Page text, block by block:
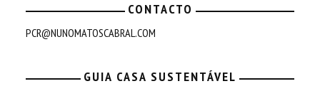
CONTACTO
PCR@NUNOMATOSCABRAL.COM
GUIA CASA SUSTENTÁVEL